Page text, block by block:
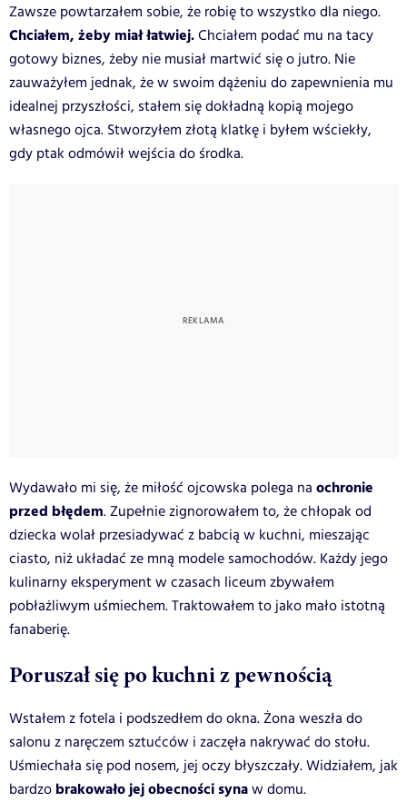
Zawsze powtarzałem sobie, że robię to wszystko dla niego.
Chciałem, żeby miał łatwiej.Chciałem podać mu na tacy
gotowy biznes, żeby nie musiał martwić się o jutro. Nie
zauważyłem jednak, że w swoim dążeniu do zapewnienia mu
idealnej przyszłości, stałem się dokładną kopią mojego
własnego ojca. Stworzyłem złotą klatkę i byłem wściekły,
gdy ptak odmówił wejścia do środka.
Wydawało mi się, że miłość ojcowska polega na ochronie
przed błędem. Zupełnie zignorowałem to, że chłopak od
dziecka wolał przesiadywać z babcią w kuchni, mieszając
ciasto, niż układać ze mną modele samochodów. Każdy jego
kulinarny eksperyment w czasach liceum zbywałem
pobłażliwym uśmiechem. Traktowałem to jako mało istotną
fanaberię.
Poruszał się po kuchni z pewnością
Wstałem z fotela i podszedłem do okna. Żona weszła do
salonu z naręczem sztućców i zaczęła nakrywać do stołu.
Uśmiechała się pod nosem, jej oczy błyszczały. Widziałem, jak
bardzo brakowało jej obecności synaw domu.